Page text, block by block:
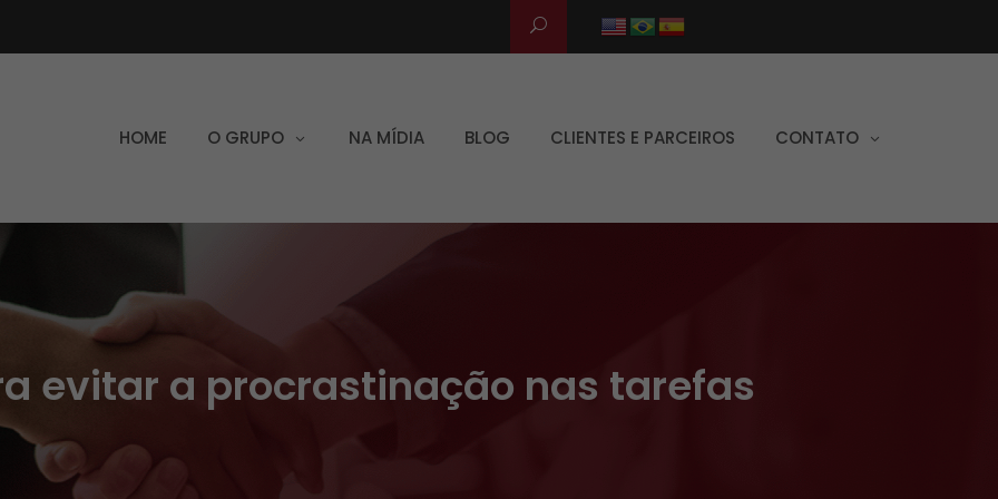
HOME O GRUPO NA MÍDIA BLOG CLIENTES E PARCEIROS CONTATO
evitar a procrastinação nas tarefas